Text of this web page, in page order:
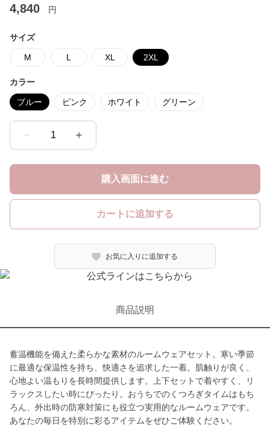
4,840 円
サイズ
M L XL 2XL
カラー
ブルー ピンク ホワイト グリーン
1
購入画面に進む
カートに追加する
お気に入りに追加する
商品説明
蓄温機能を備えた柔らかな素材のルームウェアセット。寒い季節
に最適な保温性を持ち、快適さを追求した一着。肌触りが良く、
心地よい温もりを長時間提供します。上下セットで着やすく、リ
ラックスしたい時にぴったり。おうちでのくつろぎタイムはもち
ろん、外出時の防寒対策にも役立つ実用的なルームウェアです。
あなたの毎日を特別に彩るアイテムをぜひご体験ください。